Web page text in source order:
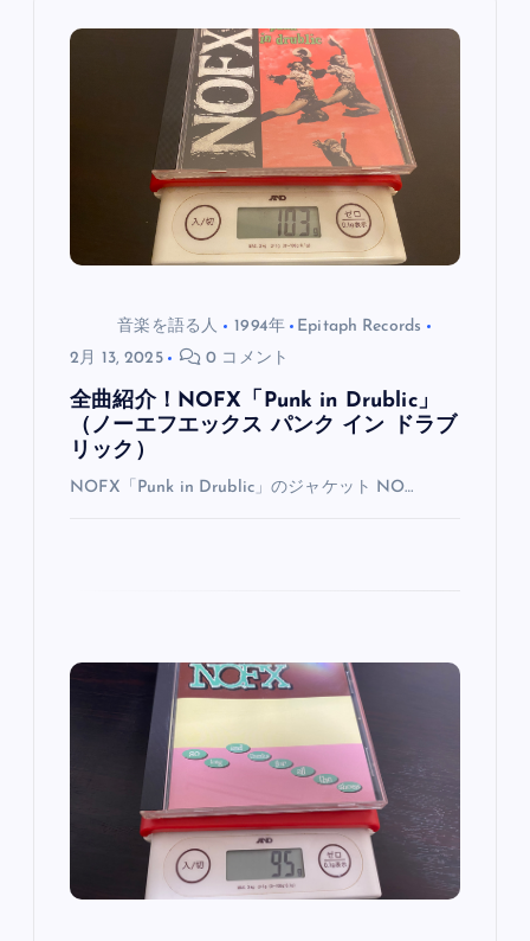
音楽を語る人 1994年
Epitaph Records
2月 13, 2025
0 コメント
全曲紹介！NOFX「Punk in Drublic」
（ノーエフエックス パンク イン ドラブ
リック）
NOFX「Punk in Drublic」のジャケット NO…